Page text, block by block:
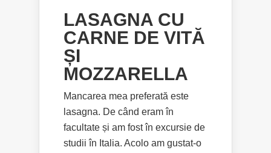
LASAGNA CU
CARNE DE VITĂ
ȘI
MOZZARELLA
Mancarea mea preferată este
lasagna. De când eram în
facultate și am fost în excursie de
studii în Italia. Acolo am gustat-o